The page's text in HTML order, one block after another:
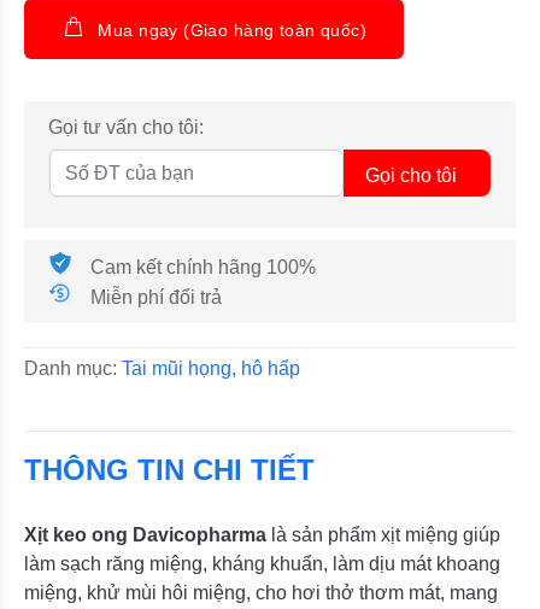
Mua ngay (Giao hàng toàn quốc)
Gọi tư vấn cho tôi:
Gọi cho tôi
Cam kết chính hãng 100%
Miễn phí đổi trả
Danh mục: Tai mũi họng, hô hấp
THÔNG TIN CHI TIẾT
Xịt keo ong Davicopharma là sản phẩm xịt miệng giúp
làm sạch răng miệng, kháng khuẩn, làm dịu mát khoang
miệng, khử mùi hôi miệng, cho hơi thở thơm mát, mang